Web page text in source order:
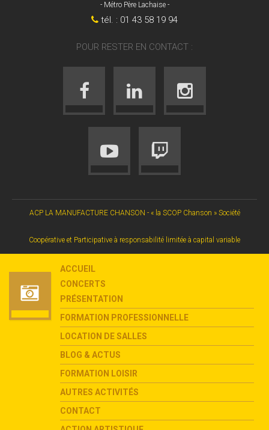
- Métro Père Lachaise -
tél. : 01 43 58 19 94
POUR RESTER EN CONTACT :
ACP LA MANUFACTURE CHANSON - « la SCOP Chanson » Société
Coopérative et Participative à responsabilité limitée à capital variable
ACCUEIL
CONCERTS
PRÉSENTATION
FORMATION PROFESSIONNELLE
LOCATION DE SALLES
BLOG & ACTUS
FORMATION LOISIR
AUTRES ACTIVITÉS
CONTACT